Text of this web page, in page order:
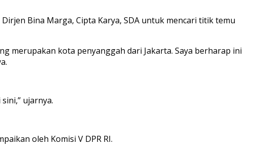
Bina Marga, Cipta Karya, SDA untuk mencari titik temu
merupakan kota penyanggah dari Jakarta. Saya berharap ini
ujarnya.
oleh Komisi V DPR RI.